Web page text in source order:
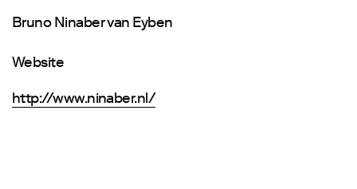
Bruno Ninaber van Eyben
Website
http://www.ninaber.nl/